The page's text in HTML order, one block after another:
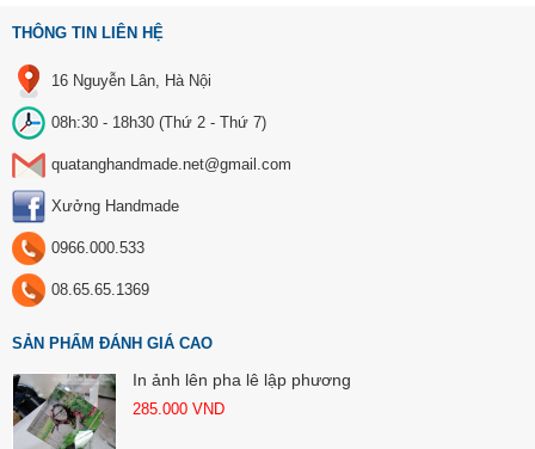
THÔNG TIN LIÊN HỆ
16 Nguyễn Lân, Hà Nội
08h:30 - 18h30 (Thứ 2 - Thứ 7)
quatanghandmade.net@gmail.com
Xưởng Handmade
0966.000.533
08.65.65.1369
SẢN PHẨM ĐÁNH GIÁ CAO
In ảnh lên pha lê lập phương
285.000 VND